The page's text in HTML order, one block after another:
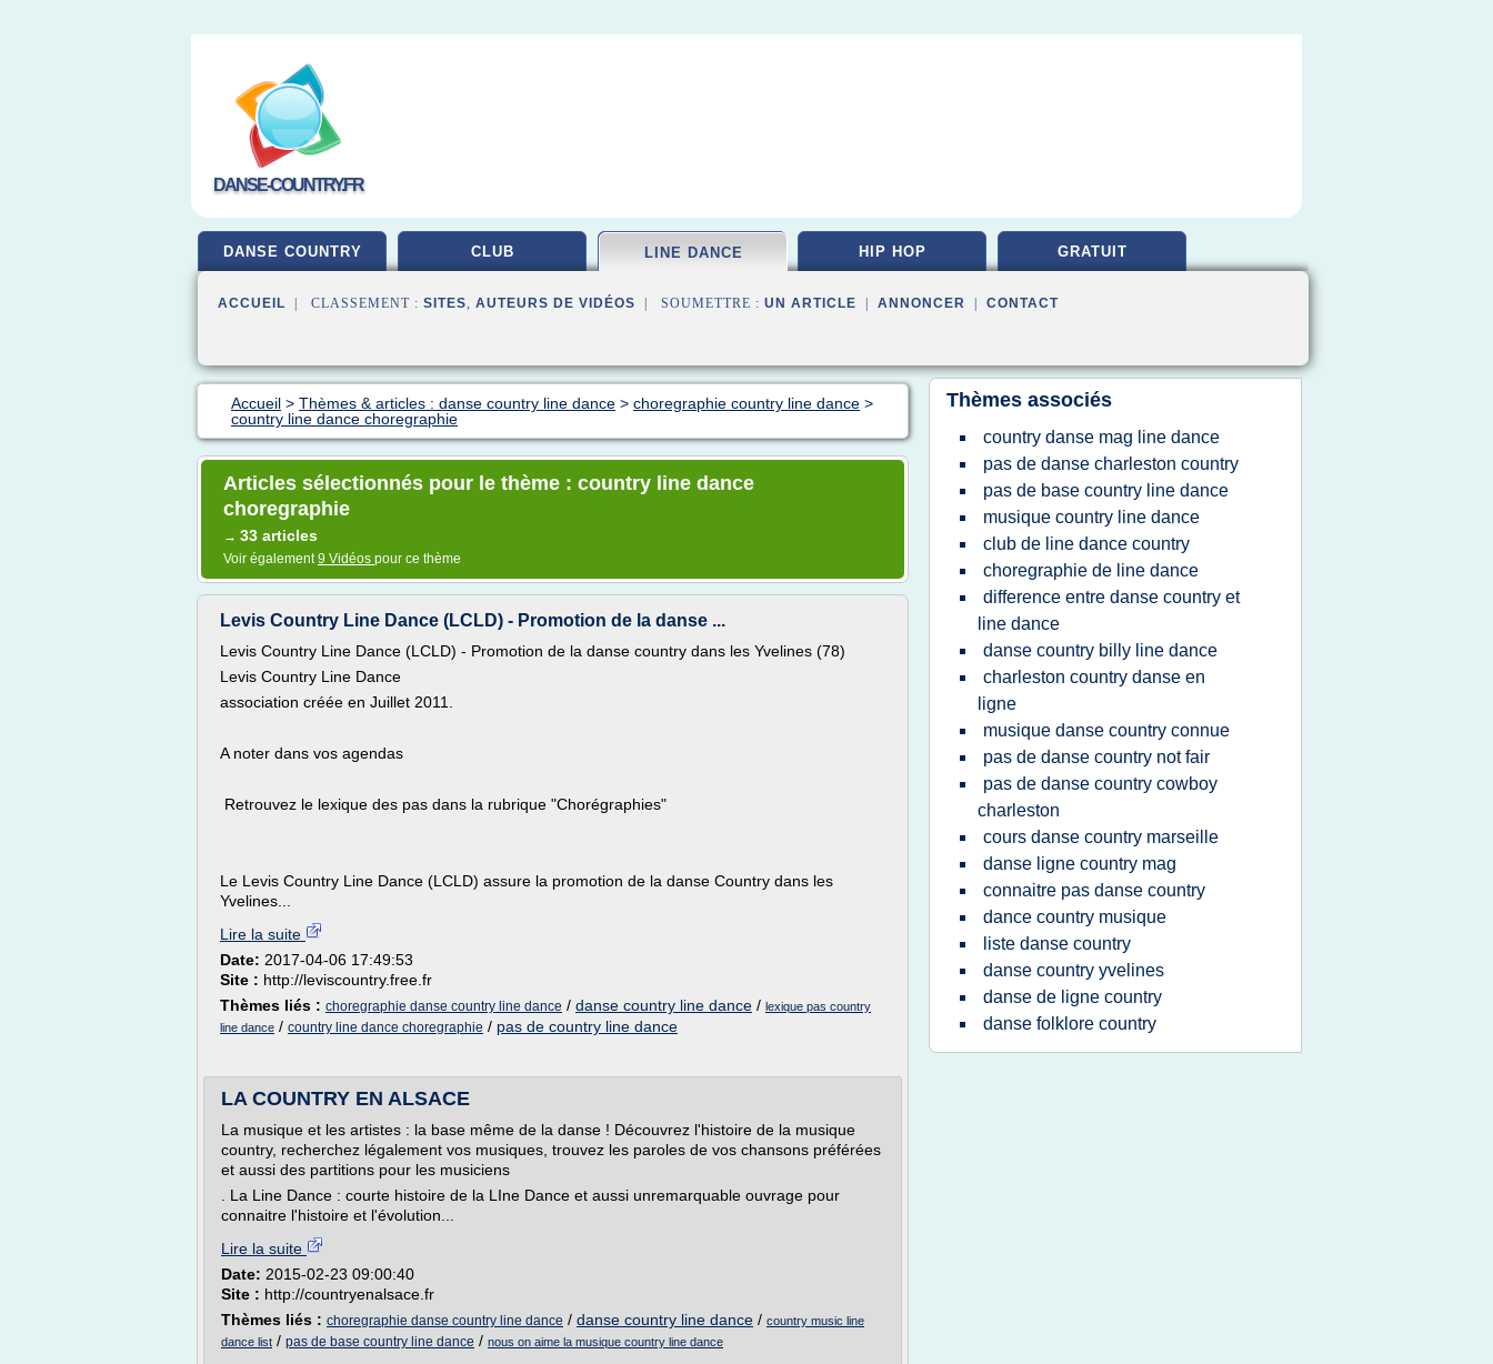
DANSE-COUNTRY.FR
DANSE COUNTRY CLUB LINE DANCE HIP HOP GRATUIT
ACCUEIL | CLASSEMENT : SITES, AUTEURS DE VIDÉOS | SOUMETTRE : UN ARTICLE ANNONCER CONTACT
Accueil > Thèmes & articles : danse country line dance > choregraphie country line dance >
country line dance choregraphie
Articles sélectionnés pour le thème : country line dance
choregraphie
→ 33 articles
Voir également9 Vidéos pour ce thème
Levis Country Line Dance (LCLD) - Promotion de la danse ...
Levis Country Line Dance (LCLD) - Promotion de la danse country dans les Yvelines (78)
Levis Country Line Dance
association créée en Juillet 2011.
A noter dans vos agendas
Retrouvez le lexique des pas dans la rubrique "Chorégraphies"
Le Levis Country Line Dance (LCLD) assure la promotion de la danse Country dans les
Yvelines...
Lire la suite
Date: 2017-04-06 17:49:53
Site : http://leviscountry.free.fr
Thèmes liés : choregraphie danse country line dance / danse country line dance / lexique pas country
line dance / country line dance choregraphie / pas de country line dance
LA COUNTRY EN ALSACE
La musique et les artistes : la base même de la danse ! Découvrez l'histoire de la musique
country, recherchez légalement vos musiques, trouvez les paroles de vos chansons préférées
et aussi des partitions pour les musiciens
. La Line Dance : courte histoire de la LIne Dance et aussi unremarquable ouvrage pour
connaitre l'histoire et l'évolution...
Lire la suite
Date: 2015-02-23 09:00:40
Site : http://countryenalsace.fr
Thèmes liés : choregraphie danse country line dance / danse country line dance / country music line
dance list / pas de base country line dance / nous on aime la musique country line dance
Thèmes associés
country danse mag line dance
pas de danse charleston country
pas de base country line dance
musique country line dance
club de line dance country
choregraphie de line dance
difference entre danse country et
line dance
danse country billy line dance
charleston country danse en
ligne
musique danse country connue
pas de danse country not fair
pas de danse country cowboy
charleston
cours danse country marseille
danse ligne country mag
connaitre pas danse country
dance country musique
liste danse country
danse country yvelines
danse de ligne country
danse folklore country